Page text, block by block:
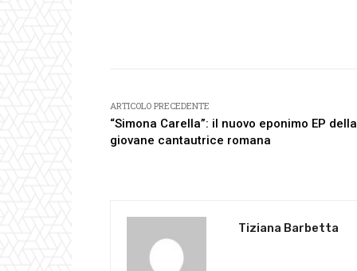
ARTICOLO PRECEDENTE
“Simona Carella”: il nuovo eponimo EP della
giovane cantautrice romana
Tiziana Barbetta